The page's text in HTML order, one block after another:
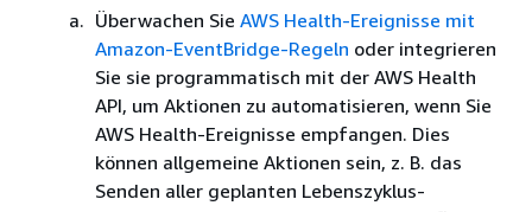
Überwachen Sie AWS Health-Ereignisse mit
Amazon-EventBridge-Regeln oder integrieren
Sie sie programmatisch mit der AWS Health
API, um Aktionen zu automatisieren, wenn Sie
AWS Health-Ereignisse empfangen. Dies
können allgemeine Aktionen sein, z. B. das
Senden aller geplanten Lebenszyklus-